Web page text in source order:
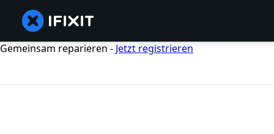
Gemeinsam reparieren - Jetzt registrieren